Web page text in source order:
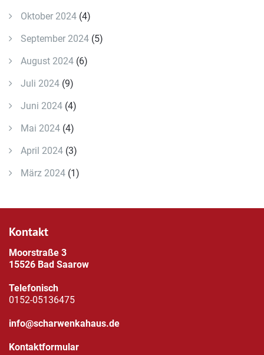
Oktober 2024 (4)
September 2024 (5)
August 2024 (6)
Juli 2024 (9)
Juni 2024 (4)
Mai 2024 (4)
April 2024 (3)
März 2024 (1)
Kontakt
Moorstraße 3
15526 Bad Saarow
Telefonisch
0152-05136475
info@scharwenkahaus.de
Kontaktformular